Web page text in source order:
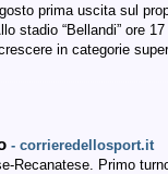
prima uscita sul
stadio “Bellandi” ore
in categorie
- corrieredellosport.it
Recanatese. Primo